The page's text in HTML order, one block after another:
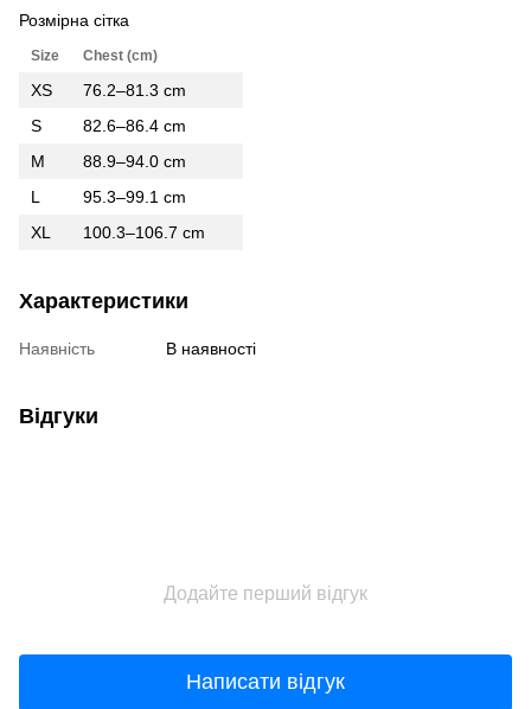
Розмірна сітка
Size Chest (cm)
XS
76.2–81.3 cm
S
82.6–86.4 cm
M
88.9–94.0 cm
L
95.3–99.1 cm
XL
100.3–106.7 cm
Характеристики
Наявність В наявності
Відгуки
Додайте перший відгук
Написати відгук